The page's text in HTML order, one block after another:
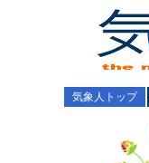
気象人トップ